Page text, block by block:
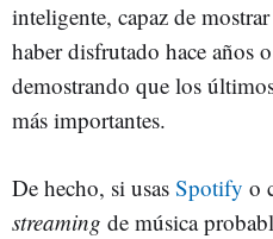
inteligente, capaz de
haber disfrutado hace años
demostrando que los
más importantes.
De hecho, si usas Spotify o
streaming de música